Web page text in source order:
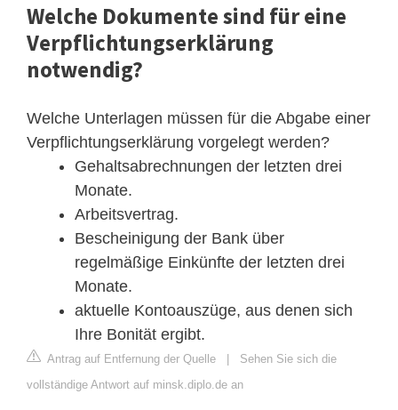
Welche Dokumente sind für eine
Verpflichtungserklärung
notwendig?
Welche Unterlagen müssen für die Abgabe einer
Verpflichtungserklärung vorgelegt werden?
Gehaltsabrechnungen der letzten drei
Monate.
Arbeitsvertrag.
Bescheinigung der Bank über
regelmäßige Einkünfte der letzten drei
Monate.
aktuelle Kontoauszüge, aus denen sich
Ihre Bonität ergibt.
Antrag auf Entfernung der Quelle | Sehen Sie sich die
vollständige Antwort auf minsk.diplo.de an